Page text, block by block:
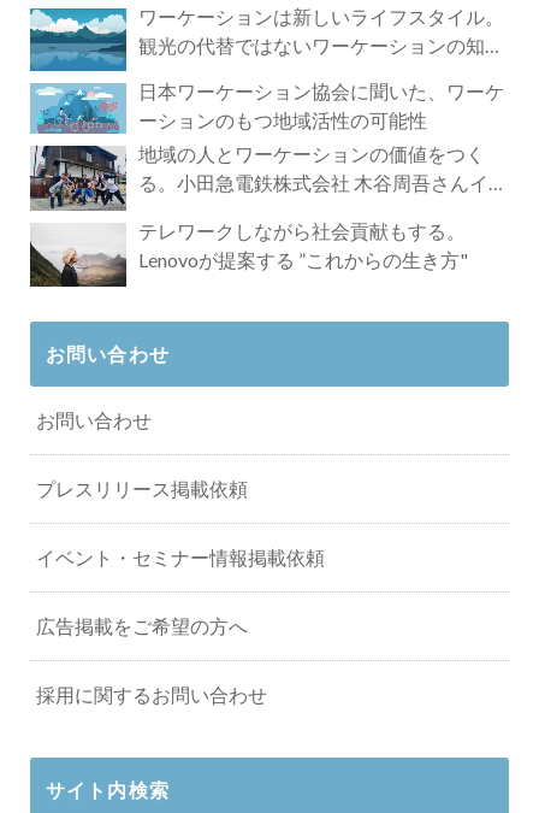
ワーケーションは新しいライフスタイル。
観光の代替ではないワーケーションの知ら
日本ワーケーション協会に聞いた、ワーケ
ーションのもつ地域活性の可能性
地域の人とワーケーションの価値をつく
る。小田急電鉄株式会社 木谷周吾さんイン
テレワークしながら社会貢献もする。
Lenovoが提案する ”これからの生き方"
お問い合わせ
お問い合わせ
プレスリリース掲載依頼
イベント・セミナー情報掲載依頼
広告掲載をご希望の方へ
採用に関するお問い合わせ
サイト内検索